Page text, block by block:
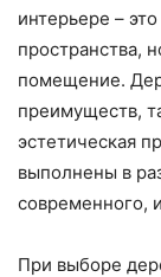
интерьере –
пространства,
помещение.
преимуществ,
эстетическая
выполнены в
современного,
При выборе